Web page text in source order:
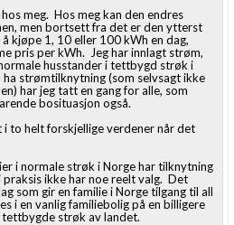
meg. Hos meg kan den endres
men bortsett fra det er den ytterst
kjøpe 1, 10 eller 100 kWh en dag,
pris per kWh. Jeg har innlagt strøm,
husstander i tettbygd strøk i
strømtilknytning (som selvsagt ikke
har jeg tatt en gang for alle, som
bosituasjon også.
i to helt forskjellige verdener når det
i normale strøk i Norge har tilknytning
ikke har noe reelt valg. Det
som gir en familie i Norge tilgang til all
i en vanlig familiebolig på en billigere
strøk av landet.